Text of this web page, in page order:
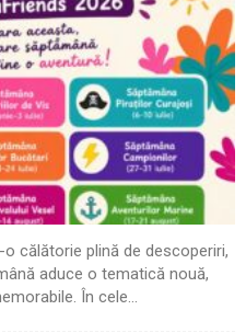
călătorie plină de descoperiri,
aduce o tematică nouă,
În cele...